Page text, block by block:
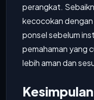
perangkat.
kecocokan dengan
ponsel sebelum
pemahaman yang
lebih aman dan
Kesimpulan